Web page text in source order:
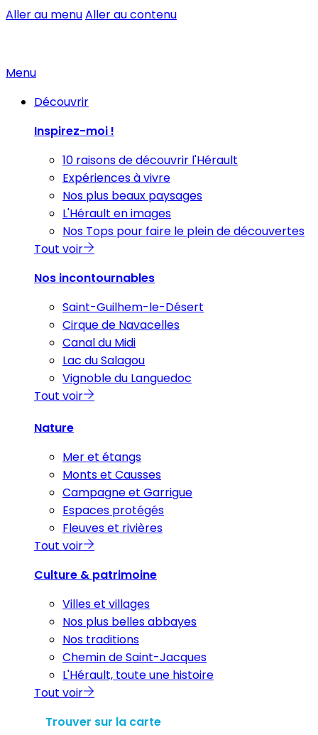
Aller au menuAller au contenu
Menu
Découvrir
Inspirez-moi !
10 raisons de découvrir l'Hérault
Expériences à vivre
Nos plus beaux paysages
L'Hérault en images
Nos Tops pour faire le plein de découvertes
Tout voir
Nos incontournables
Saint-Guilhem-le-Désert
Cirque de Navacelles
Canal du Midi
Lac du Salagou
Vignoble du Languedoc
Tout voir
Nature
Mer et étangs
Monts et Causses
Campagne et Garrigue
Espaces protégés
Fleuves et rivières
Tout voir
Culture & patrimoine
Villes et villages
Nos plus belles abbayes
Nos traditions
Chemin de Saint-Jacques
L'Hérault, toute une histoire
Tout voir
Trouver sur la carte